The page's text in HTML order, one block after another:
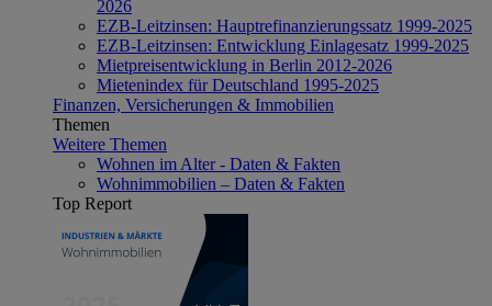
2026
EZB-Leitzinsen: Hauptrefinanzierungssatz 1999-2025
EZB-Leitzinsen: Entwicklung Einlagesatz 1999-2025
Mietpreisentwicklung in Berlin 2012-2026
Mietenindex für Deutschland 1995-2025
Finanzen, Versicherungen & Immobilien
Themen
Weitere Themen
Wohnen im Alter - Daten & Fakten
Wohnimmobilien – Daten & Fakten
Top Report